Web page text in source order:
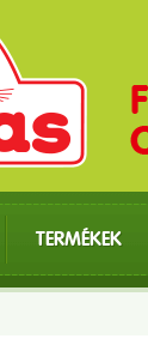
TERMÉKEK